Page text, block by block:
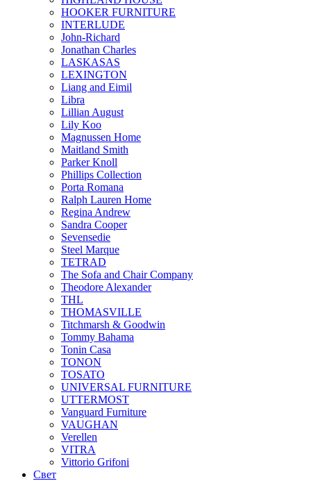
HOOKER FURNITURE
INTERLUDE
John-Richard
Jonathan Charles
LASKASAS
LEXINGTON
Liang and Eimil
Libra
Lillian August
Lily Koo
Magnussen Home
Maitland Smith
Parker Knoll
Phillips Collection
Porta Romana
Ralph Lauren Home
Regina Andrew
Sandra Cooper
Sevensedie
Steel Marque
TETRAD
The Sofa and Chair Company
Theodore Alexander
THL
THOMASVILLE
Titchmarsh & Goodwin
Tommy Bahama
Tonin Casa
TONON
TOSATO
UNIVERSAL FURNITURE
UTTERMOST
Vanguard Furniture
VAUGHAN
Verellen
VITRA
Vittorio Grifoni
Свет